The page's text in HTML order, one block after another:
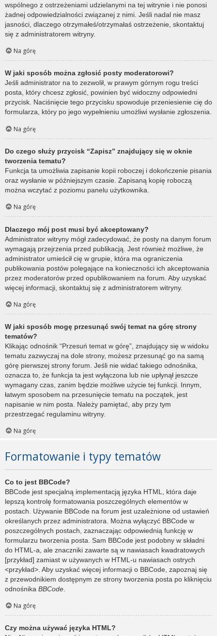
wspólnego z ostrzeżeniami udzielanymi na tej witrynie i nie ponosi
żadnej odpowiedzialności związanej z nimi. Jeśli nadal nie masz
jasności, dlaczego otrzymałeś/otrzymałaś ostrzeżenie, skontaktuj
się z administratorem witryny.
Na górę
W jaki sposób można zgłosić posty moderatorowi?
Jeśli administrator na to zezwolił, w prawym górnym rogu treści
posta, który chcesz zgłosić, powinien być widoczny odpowiedni
przycisk. Naciśnięcie tego przycisku spowoduje przeniesienie cię do
formularza, który po jego wypełnieniu umożliwi wysłanie zgłoszenia.
Na górę
Do czego służy przycisk “Zapisz” znajdujący się w oknie
tworzenia tematu?
Funkcja ta umożliwia zapisanie kopii roboczej i dokończenie pisania
oraz wysłanie w późniejszym czasie. Zapisaną kopię roboczą
można wczytać z poziomu panelu użytkownika.
Na górę
Dlaczego mój post musi być akceptowany?
Administrator witryny mógł zadecydować, że posty na danym forum
wymagają przejrzenia przed publikacją. Jest również możliwe, że
administrator umieścił cię w grupie, która ma ograniczenia
publikowania postów polegające na konieczności ich akceptowania
przez moderatorów przed opublikowaniem na forum. Aby uzyskać
więcej informacji, skontaktuj się z administratorem witryny.
Na górę
W jaki sposób mogę przesunąć swój temat na górę strony
tematów?
Klikając odnośnik “Przesuń temat w górę”, znajdujący się w widoku
tematu zazwyczaj na dole strony, możesz przesunąć go na samą
górę pierwszej strony forum. Jeśli nie widać takiego odnośnika,
oznacza to, że funkcja ta jest wyłączona lub nie upłynął jeszcze
wymagany czas, zanim będzie możliwe użycie tej funkcji. Innym,
łatwym sposobem na przesunięcie tematu na początek, jest
napisanie w nim posta. Należy pamiętać, aby przy tym
przestrzegać regulaminu witryny.
Na górę
Formatowanie i typy tematów
Co to jest BBCode?
BBCode jest specjalną implementacją języka HTML, która daje
lepszą kontrolę formatowania poszczególnych elementów w
postach. Używanie BBCode na forum jest uzależnione od ustawień
określanych przez administratora. Można wyłączyć BBCode w
poszczególnych postach, zaznaczając odpowiednią funkcję w
formularzu tworzenia posta. Sam BBCode jest podobny w składni
do HTML-a, ale znaczniki zawarte są w nawiasach kwadratowych
[przykład] zamiast w używanych w HTML-u nawiasach ostrych
<przykład>. Aby uzyskać więcej informacji o BBCode, zapoznaj się
z przewodnikiem dostępnym ze strony tworzenia posta po kliknięciu
odnośnika BBCode
Na górę
Czy można używać języka HTML?